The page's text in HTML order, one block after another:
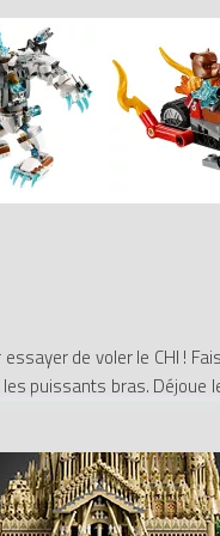
de voler le CHI !
puissants bras. Déjoue
le combat à tout
une foreuse sur le
le Supa Snowka